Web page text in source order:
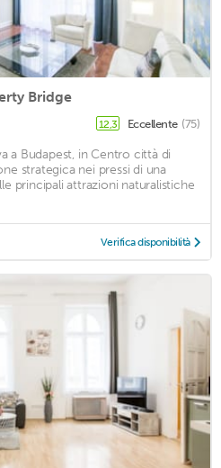
Bridge
12,3 Eccellente (75)
a Budapest, in Centro città di
strategica nei pressi di una
principali attrazioni naturalistiche
Verifica disponibilità